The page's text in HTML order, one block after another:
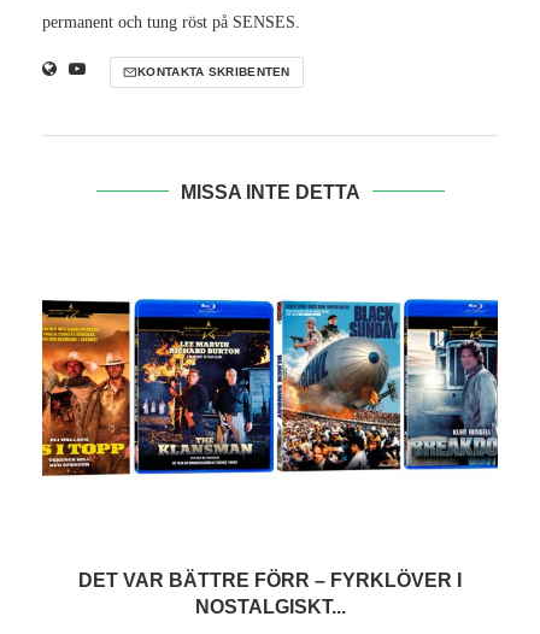
permanent och tung röst på SENSES.
KONTAKTA SKRIBENTEN
MISSA INTE DETTA
DET VAR BÄTTRE FÖRR – FYRKLÖVER I
NOSTALGISKT...